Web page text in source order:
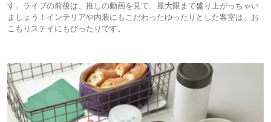
す。ライブの前後は、推しの動画を見て、最大限まで盛り上がっちゃい
ましょう！インテリアや内装にもこだわったゆったりとした客室は、お
こもりステイにもぴったりです。